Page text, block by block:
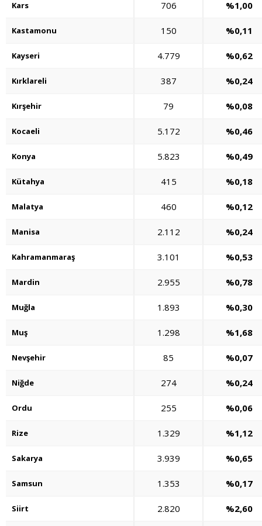
Kars 706 %1,00
Kastamonu 150 %0,11
Kayseri 4.779 %0,62
Kırklareli 387 %0,24
Kırşehir 79 %0,08
Kocaeli 5.172 %0,46
Konya 5.823 %0,49
Kütahya 415 %0,18
Malatya 460 %0,12
Manisa 2.112 %0,24
Kahramanmaraş 3.101 %0,53
Mardin 2.955 %0,78
Muğla 1.893 %0,30
Muş 1.298 %1,68
Nevşehir 85 %0,07
Niğde 274 %0,24
Ordu 255 %0,06
Rize 1.329 %1,12
Sakarya 3.939 %0,65
Samsun 1.353 %0,17
Siirt 2.820 %2,60